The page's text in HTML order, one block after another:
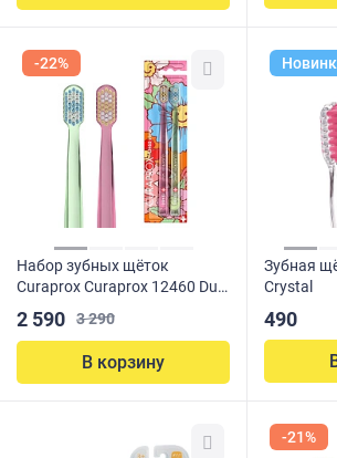
-22%
Набор зубных щёток
Curaprox Curaprox 12460 Duo
3 290
2 590
В корзину
Зубная
Crystal
490
-21%